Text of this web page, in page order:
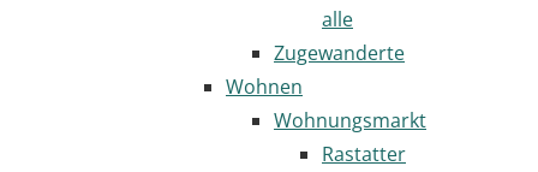
alle
Zugewanderte
Wohnen
Wohnungsmarkt
Rastatter